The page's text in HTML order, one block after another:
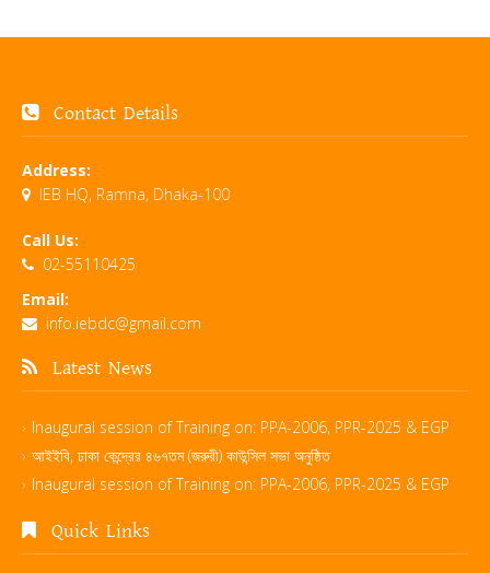
Contact Details
Address:
IEB HQ, Ramna, Dhaka-100
Call Us:
02-55110425
Email:
info.iebdc@gmail.com
Latest News
Inaugural session of Training on: PPA-2006, PPR-2025 & EGP
আইইবি, ঢাকা কেন্দ্রের ৪৬৭তম (জরুরী) কাউন্সিল সভা অনুষ্ঠিত
Inaugural session of Training on: PPA-2006, PPR-2025 & EGP
Quick Links